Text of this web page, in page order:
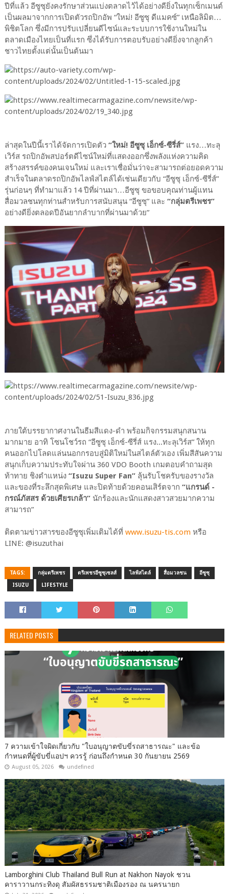
ปีที่แล้ว อีซูซุยังคงรักษาส่วนแบ่งตลาดไว้ได้อย่างดียิ่งในทุกเซ็กเมนต์
เป็นผลมาจากการเปิดตัวรถปิกอัพ “ใหม่! อีซูซุ ดีแมคซ์” เหนือลิมิต…
พิชิตโลก ซึ่งมีการปรับเปลี่ยนดีไซน์และระบบการใช้งานใหม่ใน
ตลาดเมืองไทยเป็นที่แรก ซึ่งได้รับการตอบรับอย่างดียิ่งจากลูกค้า
ชาวไทยตั้งแต่นั้นเป็นต้นมา
ล่าสุดในปีนี้เราได้จัดการเปิดตัว “ใหม่! อีซูซุ เอ็กซ์-ซีรี่ส์”แรง…ทะลุ
เวิร์ส รถปิกอัพสปอร์ตดีไซน์ใหม่ที่แสดงออกซึ่งพลังแห่งความคิด
สร้างสรรค์ของคนเจนใหม่ และเราเชื่อมั่นว่าจะสามารถต่อยอดความ
สำเร็จในตลาดรถปิกอัพไลฟ์สไตล์ได้เช่นเดียวกับ “อีซูซุ เอ็กซ์-ซีรี่ส์”
รุ่นก่อนๆ ที่ทำมาแล้ว 14 ปีที่ผ่านมา…อีซูซุ ขอขอบคุณท่านผู้แทน
สื่อมวลชนทุกท่านสำหรับการสนับสนุน “อีซูซุ” และ “กลุ่มตรีเพชร”
อย่างดียิ่งตลอดปีอันยากลำบากที่ผ่านมาด้วย”
ภายใต้บรรยากาศงานในธีมสีแดง-ดำ พร้อมกิจกรรมสนุกสนาน
มากมาย อาทิ โซนโชว์รถ “อีซูซุ เอ็กซ์-ซีรี่ส์ แรง...ทะลุเวิร์ส” ให้ทุก
คนออกไปโลดแล่นนอกกรอบสู่มิติใหม่ในสไตล์ตัวเอง เพิ่มสีสันความ
สนุกเก็บความประทับใจผ่าน 360 VDO Booth เกมตอบคำถามสุด
ท้าทาย ชิงตำแหน่ง “Isuzu Super Fan”ลุ้นรับโชครับของรางวัล
และของที่ระลึกสุดพิเศษ และปิดท้ายด้วยคอนเสิร์ตจาก “แกรนด์ -
กรณ์ภัสสร ด้วยเศียรเกล้า”นักร้องและนักแสดงสาวสวยมากความ
สามารถ”
ติดตามข่าวสารของอีซูซุเพิ่มเติมได้ที่ www.isuzu-tis.comหรือ
LINE: @isuzuthai
TAGS: กลุ่มตรีเพชร ตรีเพชรอีซูซุเซลส์ ไลฟ์สไตล์ สื่อมวลชน อีซูซุ
ISUZU LIFESTYLE
RELATED POSTS
7 ความเข้าใจผิดเกี่ยวกับ "ใบอนุญาตขับขี่รถสาธารณะ" และข้อ
กำหนดที่ผู้ขับขี่แอปฯ ควรรู้ ก่อนถึงกำหนด 30 กันยายน 2569
August 05, 2026 undefined
Lamborghini Club Thailand Bull Run at Nakhon Nayok ชวน
คาราวานกระทิงดุ สัมผัสธรรมชาติเมืองรอง ณ นครนายก